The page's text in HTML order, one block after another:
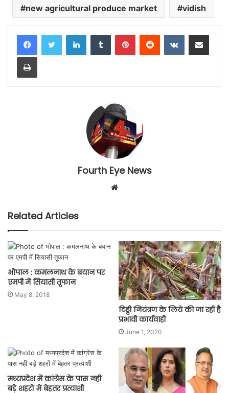
new agricultural produce market vidish
LinkedInTumblr PinterestReddit VKontakteShare via Email
Print
Fourth Eye News
Website
Related Articles
भोपाल : कमलनाथ के बयान पर
एमपी में सियासी तूफान
May 8, 2018
टिड्डी नियंत्रण के लिये की जा रही है
प्रभावी कार्यवाही
June 1, 2020
मध्यप्रदेश में कांग्रेस के पास नहीं
बड़े शहरों में बेहतर प्रत्याशी